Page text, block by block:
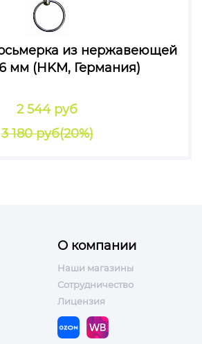
из нержавеющей
мм (HKM, Германия)
2 544 руб
3 180 руб(20%)
О компании
Наши магазины
Сотрудничество
Лицензия